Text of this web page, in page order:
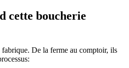
cette boucherie
De la ferme au comptoir, ils